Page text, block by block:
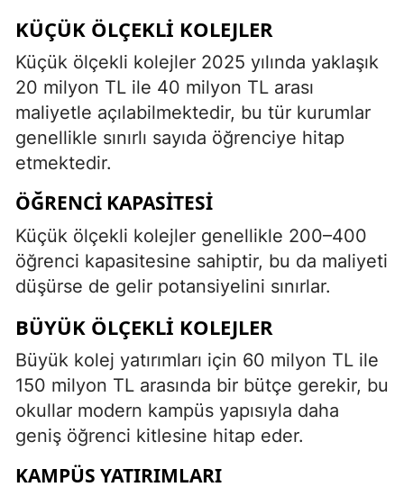
KÜÇÜK ÖLÇEKLI KOLEJLER
Küçük ölçekli kolejler 2025 yılında yaklaşık
20 milyon TL ile 40 milyon TL arası
maliyetle açılabilmektedir, bu tür kurumlar
genellikle sınırlı sayıda öğrenciye hitap
etmektedir.
ÖĞRENCI KAPASITESI
Küçük ölçekli kolejler genellikle 200–400
öğrenci kapasitesine sahiptir, bu da maliyeti
düşürse de gelir potansiyelini sınırlar.
BÜYÜK ÖLÇEKLI KOLEJLER
Büyük kolej yatırımları için 60 milyon TL ile
150 milyon TL arasında bir bütçe gerekir, bu
okullar modern kampüs yapısıyla daha
geniş öğrenci kitlesine hitap eder.
KAMPÜS YATIRIMLARI